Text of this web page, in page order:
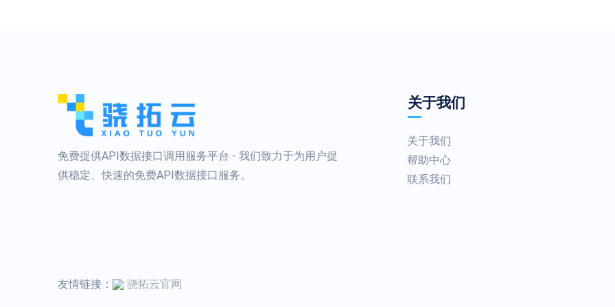
免费提供API数据接口调用服务平台 - 我们致力于为用户提
供稳定、快速的免费API数据接口服务。
关于我们
关于我们
帮助中心
联系我们
友情链接： 骁拓云官网